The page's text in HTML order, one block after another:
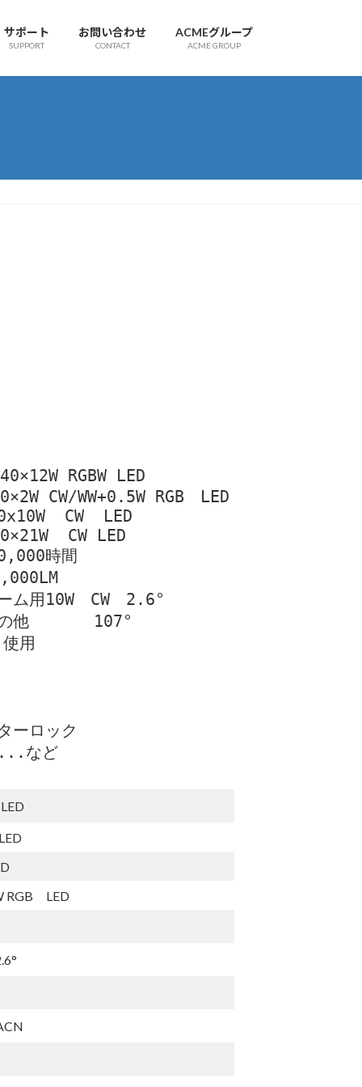
サポート
SUPPORT
お問い合わせ
CONTACT
ACMEグループ
ACME GROUP
RGBW LED
WW+0.5W RGB　LED
CW  LED
CW LED
時間
ム用10W　CW　2.6°
　107°
用
ーロック
...など
RGB LED